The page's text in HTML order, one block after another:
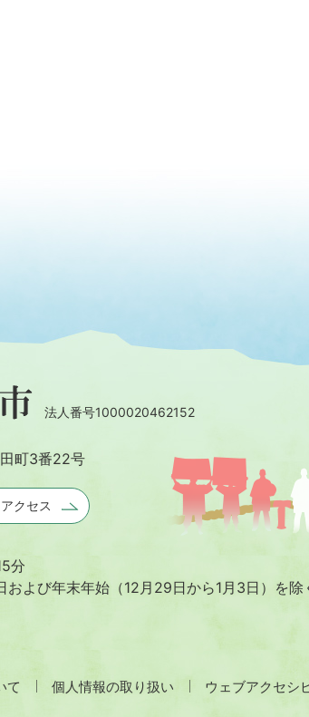
法人番号1000020462152
町3番22号
アクセス
分
および年末年始 （12月29日から1月3日）を除
て 個人情報の取り扱い ウェブアクセシ